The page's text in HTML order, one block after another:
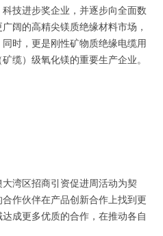
技进步奖企业，并逐步向全面数
阔的高精尖镁质绝缘材料市场，
时，更是刚性矿物质绝缘电缆用
缆）级氧化镁的重要生产企业。
湾区招商引资促进周活动为契
作伙伴在产品创新合作上找到更
成更多优质的合作，在推动各自